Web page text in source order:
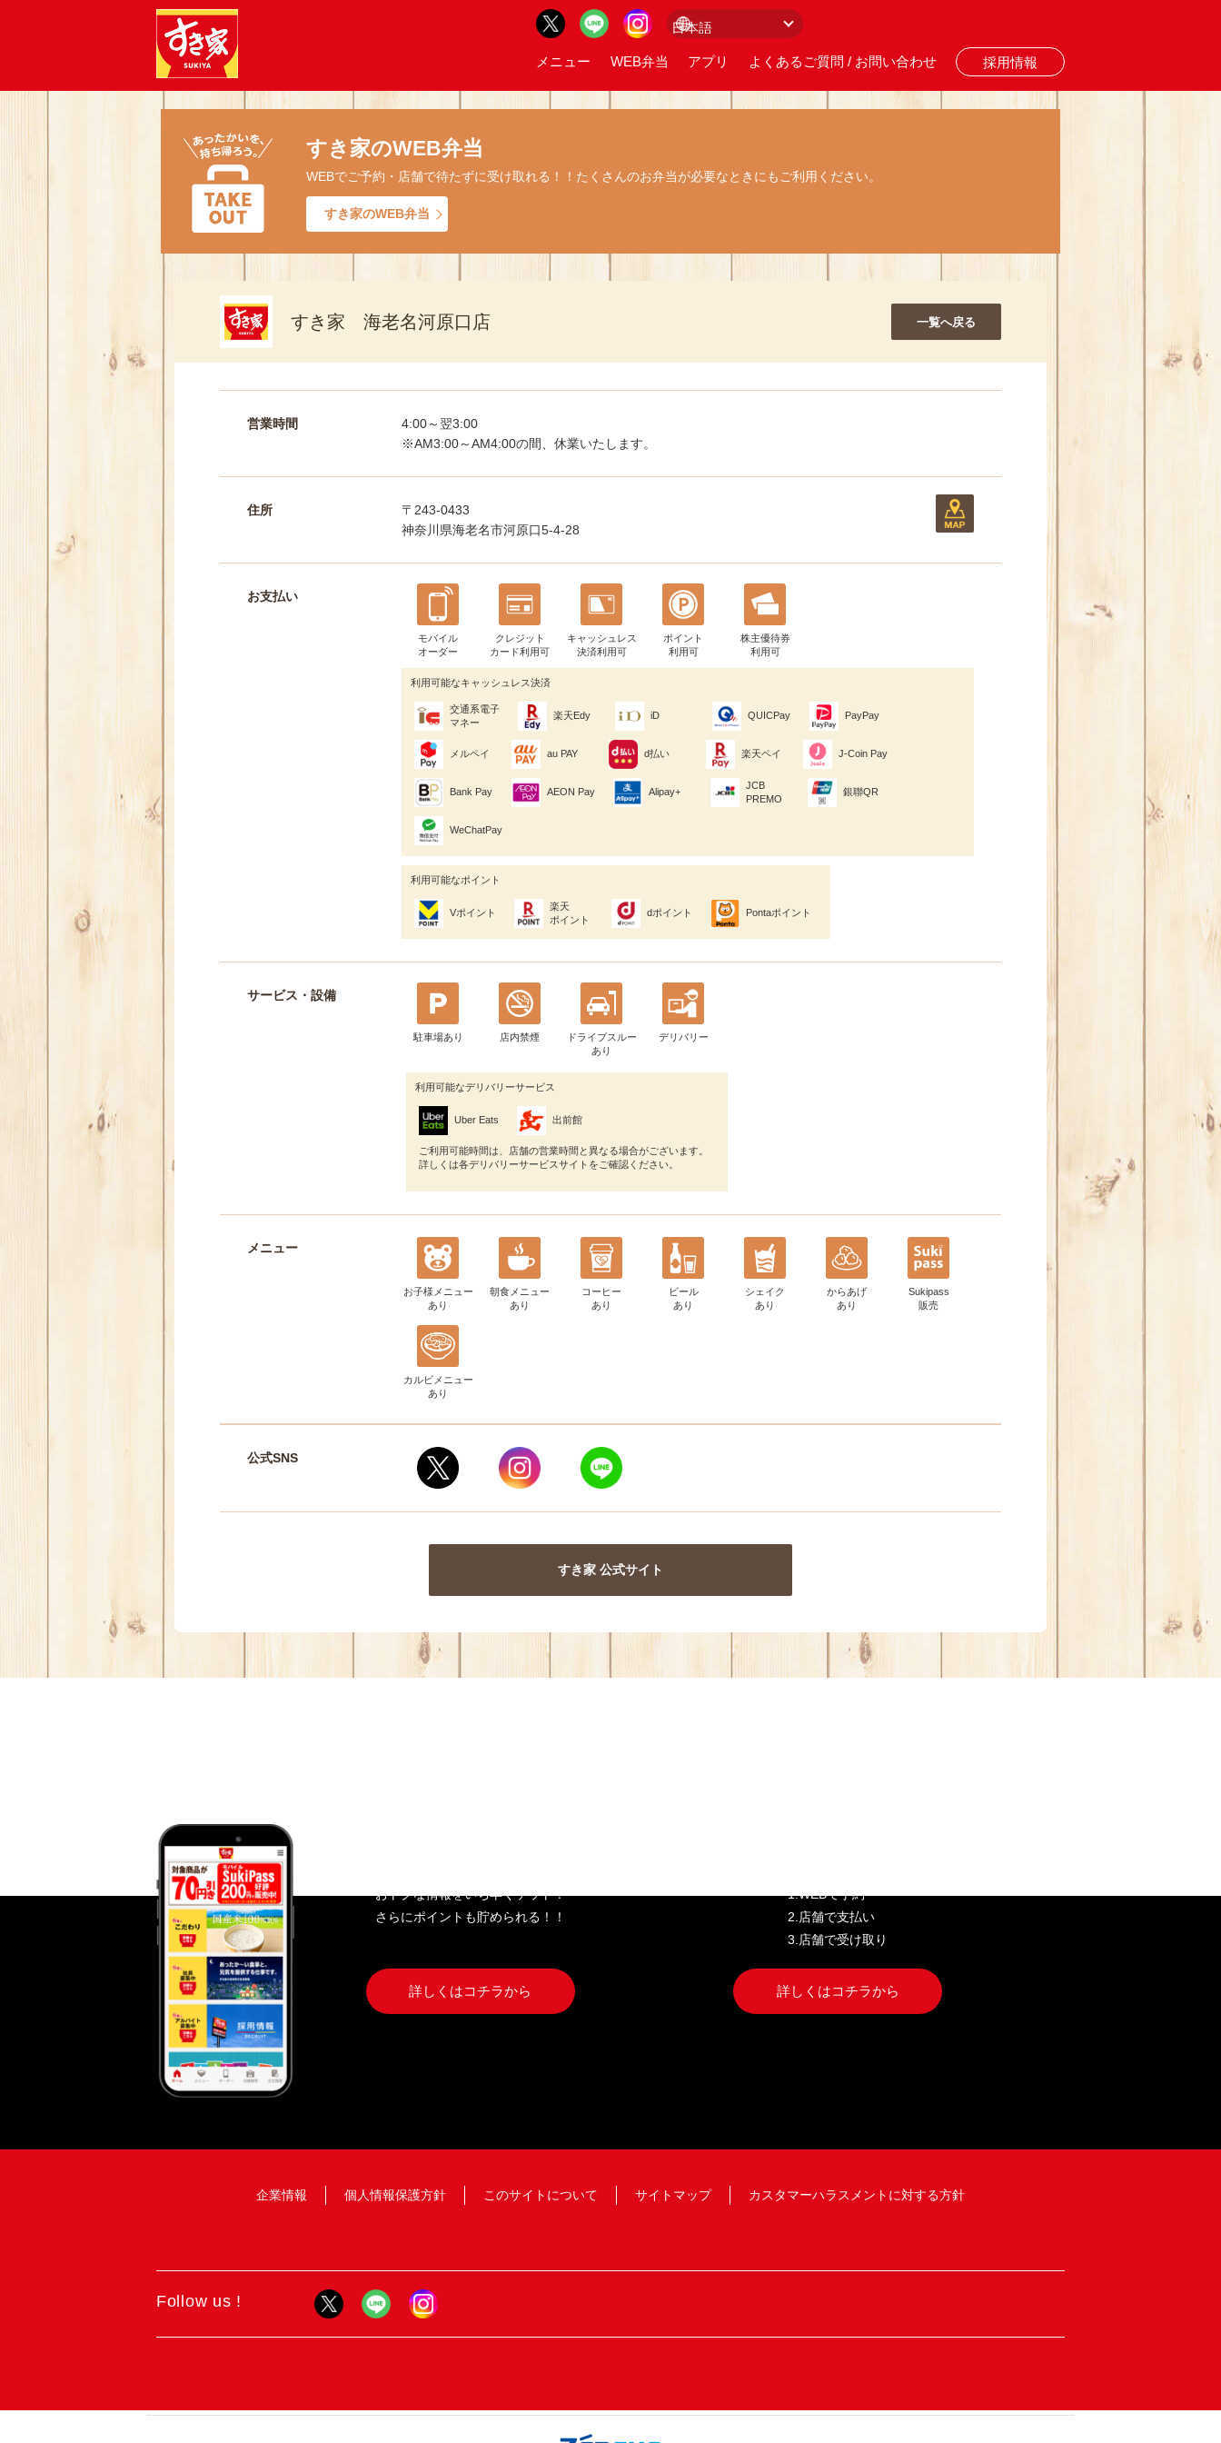
メニュー WEB弁当 アプリ よくあるご質問 / お問い合わせ 採用情報
すき家のWEB弁当
WEBでご予約・店舗で待たずに受け取れる！！たくさんのお弁当が必要なときにもご利用ください。
すき家のWEB弁当
すき家 海老名河原口店
営業時間
4:00～翌3:00
※AM3:00～AM4:00の間、休業いたします。
住所
〒243-0433
神奈川県海老名市河原口5-4-28
お支払い
モバイル
オーダー
クレジット
カード利用可
キャッシュレス
決済利用可
ポイント
利用可
株主優待券
利用可
利用可能なキャッシュレス決済
交通系電子
マネー
楽天Edy iD QUICPay PayPay
メルペイ au PAY d払い 楽天ペイ J-Coin Pay
Bank Pay AEON Pay Alipay+
JCB
PREMO
銀聯QR
WeChatPay
利用可能なポイント
Vポイント
楽天
ポイント
dポイント Pontaポイント
サービス・設備
駐車場あり 店内禁煙
ドライブスルー
あり
デリバリー
利用可能なデリバリーサービス
Uber Eats 出前館
ご利用可能時間は、店舗の営業時間と異なる場合がございます。
詳しくは各デリバリーサービスサイトをご確認ください。
メニュー
お子様メニュー
あり
朝食メニュー
あり
コーヒー
あり
ビール
あり
シェイク
あり
からあげ
あり
Sukipass
販売
カルビメニュー
あり
公式SNS
すき家 公式サイト
一覧へ戻る
おトクな情報をいち早くゲット！
さらにポイントも貯められる！！
詳しくはコチラから
1.WEBで予約
2.店舗で支払い
3.店舗で受け取り
詳しくはコチラから
企業情報 個人情報保護方針 このサイトについて サイトマップ カスタマーハラスメントに対する方針
Follow us !